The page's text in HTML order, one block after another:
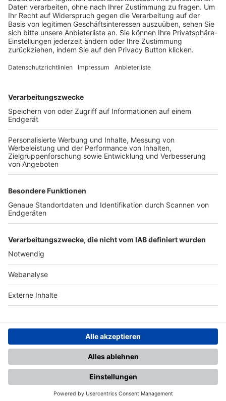
Trainerbörse
Login SpielPlus
FOLGE DEM BFV
TOP-VEREINE
TOP-PARTNER
Nutzungsbedingungen Datenschutz Impressum